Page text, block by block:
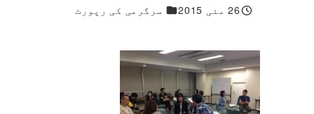
شائع شدہ
26 مئی 2015 1 مزید جواب سرگرمی کی رپورٹ